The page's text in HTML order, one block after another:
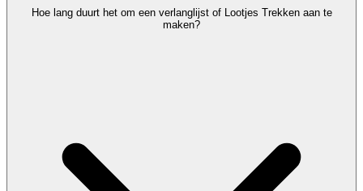
Hoe lang duurt het om een verlanglijst of Lootjes Trekken aan te
maken?